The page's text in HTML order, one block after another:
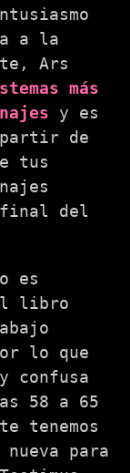
a la
Ars
más
y es
partir de
tus
del
es
libro
lo que
confusa
58 a 65
tenemos
para